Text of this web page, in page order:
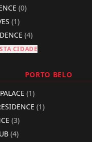
(0)
(1)
(4)
CIDADE
PORTO BELO
(1)
(1)
(3)
(4)